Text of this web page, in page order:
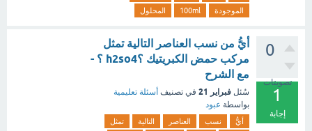
الموجودة
100ml المحلول
0
تصويتات
1
إجابة
أيُّ من نسب العناصر التالیة تمثل
مركب حمض الكبریتیك ؟h2so4 ؟ -
مع الشرح
سُئل فبراير 21 في تصنيف أسئلة تعليمية
بواسطة عبود
أيُّ نسب العناصر التالیة
تمثل